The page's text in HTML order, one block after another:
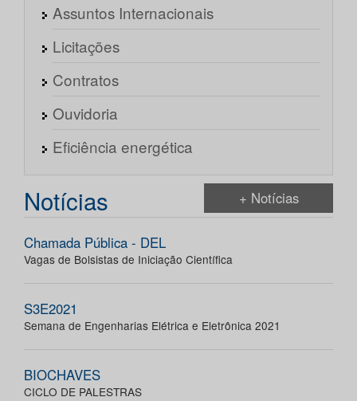
Assuntos Internacionais
Licitações
Contratos
Ouvidoria
Eficiência energética
Notícias + Notícias
Chamada Pública - DEL
Vagas de Bolsistas de Iniciação Científica
S3E2021
Semana de Engenharias Elétrica e Eletrônica 2021
BIOCHAVES
CICLO DE PALESTRAS